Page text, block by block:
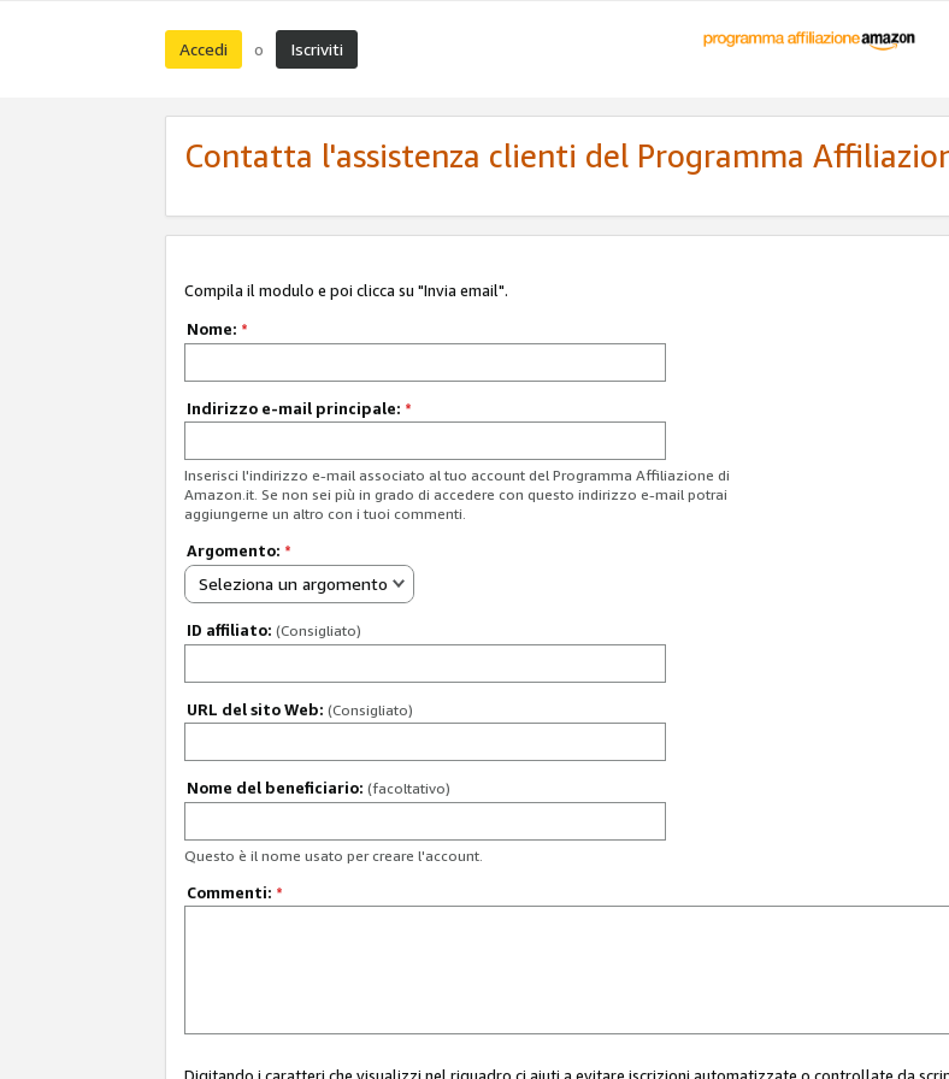
Accedi o Iscriviti
Contatta l'assistenza clienti del Programma
Compila il modulo e poi clicca su "Invia email".
Nome: *
Indirizzo e-mail principale: *
Inserisci l'indirizzo e-mail associato al tuo account del Programma Affiliazione di
Amazon.it. Se non sei più in grado di accedere con questo indirizzo e-mail potrai
aggiungerne un altro con i tuoi commenti.
Argomento: *
Seleziona un argomento
ID affiliato: (Consigliato)
URL del sito Web: (Consigliato)
Nome del beneficiario: (facoltativo)
Questo è il nome usato per creare l'account.
Commenti: *